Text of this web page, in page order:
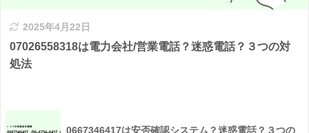
2025年4月22日
07026558318は電力会社/営業電話？迷惑電話？３つの対
処法
0667346417は安否確認システム？迷惑電話？３つの